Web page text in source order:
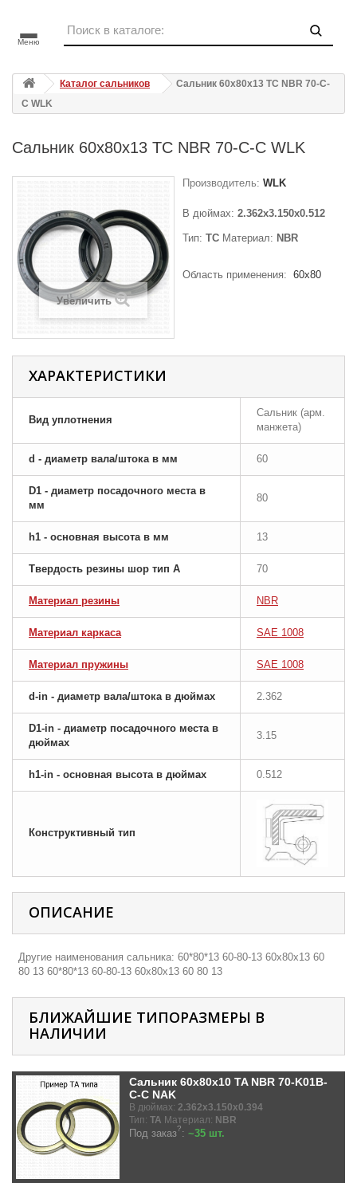
Меню
Каталог сальников
Сальник 60x80x13 TC NBR 70-C-
C WLK
Сальник 60x80x13 TC NBR 70-C-C WLK
Увеличить
Производитель: WLK
В дюймах: 2.362x3.150x0.512
Тип: TC Материал: NBR
Область применения: 60x80
ХАРАКТЕРИСТИКИ
Вид уплотнения
Сальник (арм.
манжета)
d - диаметр вала/штока в мм 60
D1 - диаметр посадочного места в
мм
80
h1 - основная высота в мм 13
Твердость резины шор тип A 70
Материал резины NBR
Материал каркаса SAE 1008
Материал пружины SAE 1008
d-in - диаметр вала/штока в дюймах 2.362
D1-in - диаметр посадочного места в
дюймах
3.15
h1-in - основная высота в дюймах 0.512
Конструктивный тип
ОПИСАНИЕ
Другие наименования сальника: 60*80*13 60-80-13 60х80х13 60
80 13 60*80*13 60-80-13 60х80х13 60 80 13
БЛИЖАЙШИЕ ТИПОРАЗМЕРЫ В
НАЛИЧИИ
Сальник 60x80x10 TA NBR 70-K01B-
C-C NAK
В дюймах: 2.362x3.150x0.394
Тип: TA Материал: NBR
Под заказ?: ~35 шт.